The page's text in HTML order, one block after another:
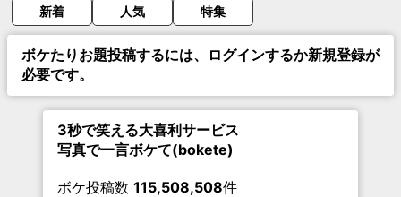
新着 人気 特集
ボケたりお題投稿するには、ログインするか新規登録が
必要です。
3秒で笑える大喜利サービス
写真で一言ボケて(bokete)
ボケ投稿数 115,508,508件